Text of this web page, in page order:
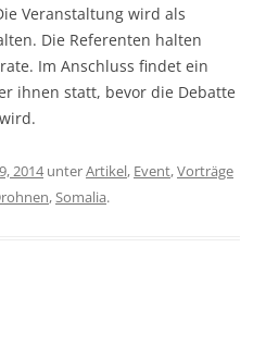
Veranstaltung wird als
Die Referenten halten
Im Anschluss findet ein
ihnen statt, bevor die Debatte
2014unterArtikel, Event,Vorträge
,Somalia.